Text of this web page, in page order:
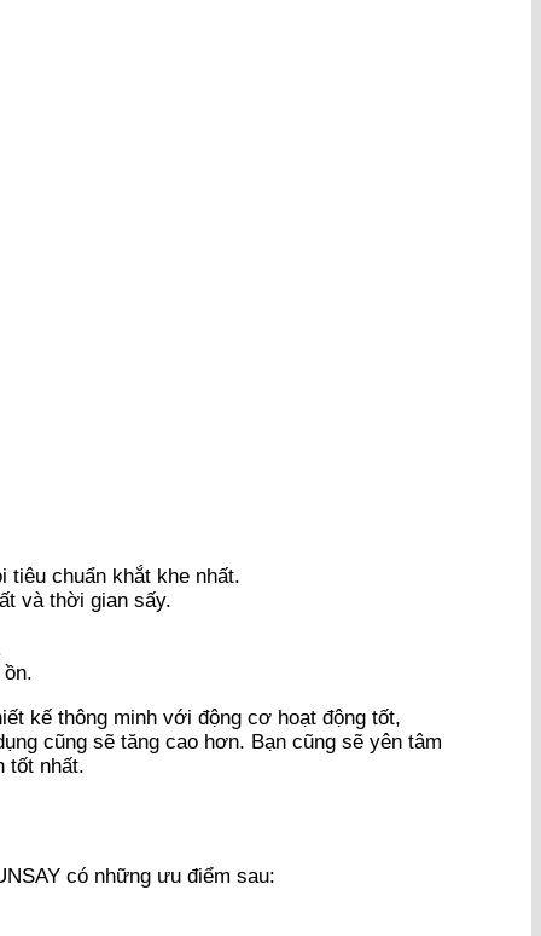
tiêu chuẩn khắt khe nhất.
và thời gian sấy.
kế thông minh với động cơ hoạt động tốt,
cũng sẽ tăng cao hơn. Bạn cũng sẽ yên tâm
tốt nhất.
có những ưu điểm sau: